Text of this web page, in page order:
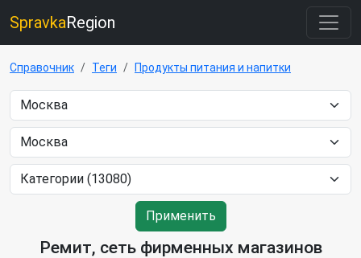
SpravkaRegion
Справочник Теги Продукты питания и напитки
Применить
Ремит, сеть фирменных магазинов